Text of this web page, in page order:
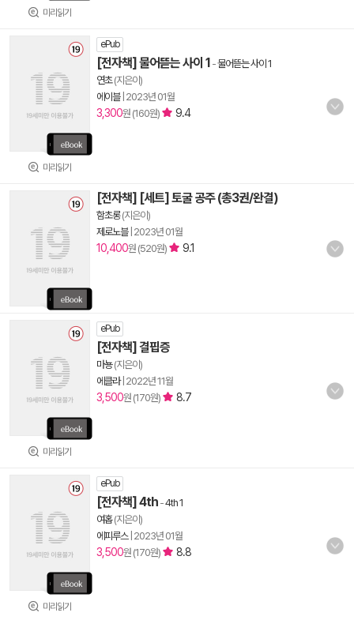
미리읽기
미리읽기
ePub
[전자책] 물어뜯는 사이 1 -물어뜯는 사이 1
연초(지은이)
에이블| 2023년 01월
3,300원 (160원) 9.4
[전자책] [세트] 토굴 공주 (총3권/완결)
함초롱(지은이)
제로노블| 2023년 01월
10,400원 (520원) 9.1
미리읽기
ePub
[전자책] 결핍증
마뇽(지은이)
에클라| 2022년 11월
3,500원 (170원) 8.7
미리읽기
ePub
[전자책] 4th -4th 1
여홉(지은이)
에피루스| 2023년 01월
3,500원 (170원) 8.8